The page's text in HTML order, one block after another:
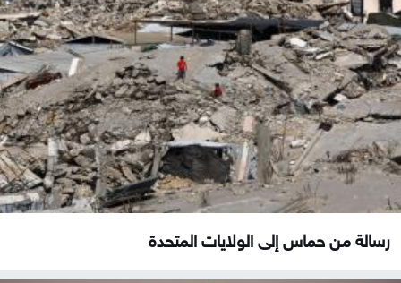
رسالة من حماس إلى الولايات المتحدة